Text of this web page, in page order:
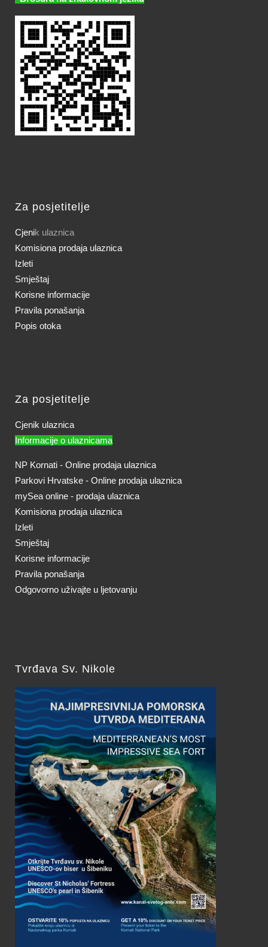
Za posjetitelje
Cjenik ulaznica
Komisiona prodaja ulaznica
Izleti
Smještaj
Korisne informacije
Pravila ponašanja
Popis otoka
Za posjetitelje
Cjenik ulaznica
Informacije o ulaznicama
NP Kornati - Online prodaja ulaznica
Parkovi Hrvatske - Online prodaja ulaznica
mySea online - prodaja ulaznica
Komisiona prodaja ulaznica
Izleti
Smještaj
Korisne informacije
Pravila ponašanja
Odgovorno uživajte u ljetovanju
Tvrđava Sv. Nikole